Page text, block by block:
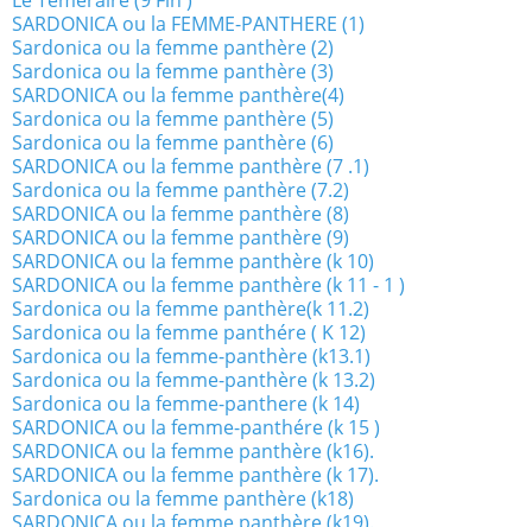
SARDONICA ou la FEMME-PANTHERE (1)
Sardonica ou la femme panthère (2)
Sardonica ou la femme panthère (3)
SARDONICA ou la femme panthère(4)
Sardonica ou la femme panthère (5)
Sardonica ou la femme panthère (6)
SARDONICA ou la femme panthère (7 .1)
Sardonica ou la femme panthère (7.2)
SARDONICA ou la femme panthère (8)
SARDONICA ou la femme panthère (9)
SARDONICA ou la femme panthère (k 10)
SARDONICA ou la femme panthère (k 11 - 1 )
Sardonica ou la femme panthère(k 11.2)
Sardonica ou la femme panthére ( K 12)
Sardonica ou la femme-panthère (k13.1)
Sardonica ou la femme-panthère (k 13.2)
Sardonica ou la femme-panthere (k 14)
SARDONICA ou la femme-panthére (k 15 )
SARDONICA ou la femme panthère (k16).
SARDONICA ou la femme panthère (k 17).
Sardonica ou la femme panthère (k18)